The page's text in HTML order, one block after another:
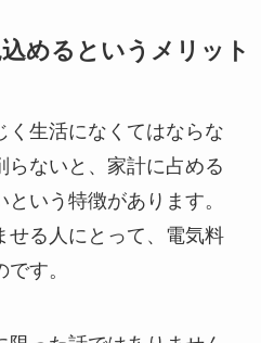
めるというメリット
く生活になくてはならな
らないと、家計に占める
いう特徴があります。
せる人にとって、電気料
す。